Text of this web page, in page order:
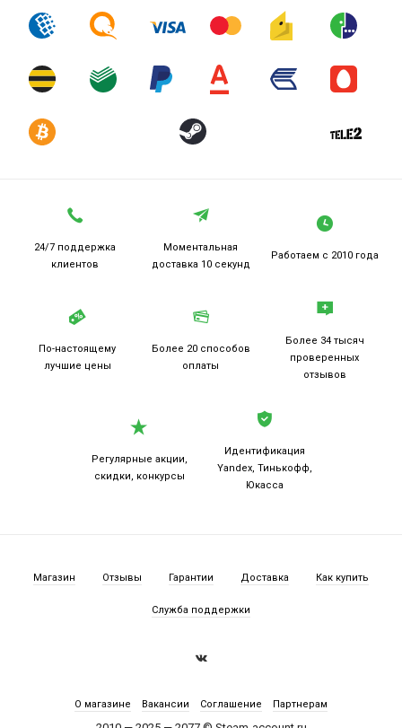
24/7 поддержка
клиентов
Моментальная
доставка 10 секунд
Работаем с 2010 года
По-настоящему
лучшие цены
Более 20 способов
оплаты
Более 34 тысяч
проверенных
отзывов
Регулярные акции,
скидки, конкурсы
Идентификация
Yandex, Тинькофф,
Юкасса
Магазин Отзывы Гарантии Доставка Как купить
Служба поддержки
О магазине Вакансии Соглашение Партнерам